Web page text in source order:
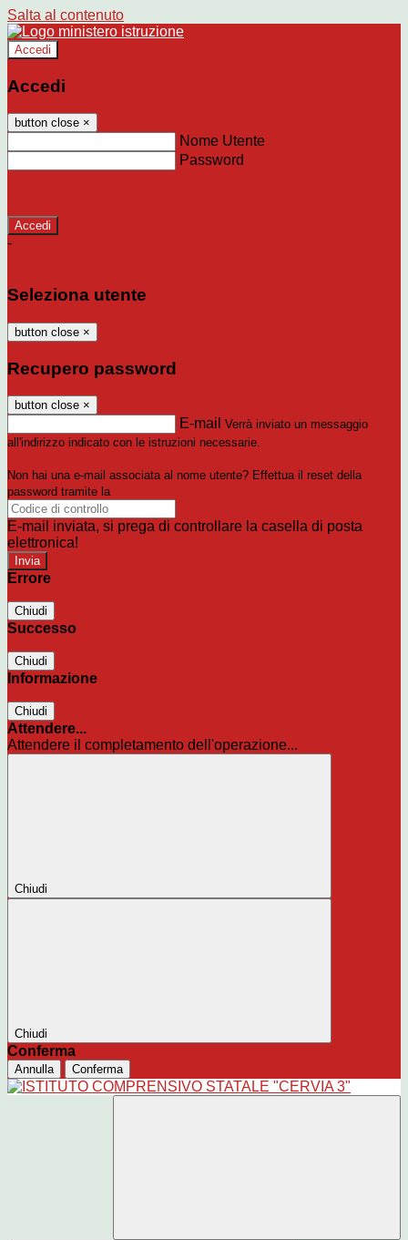
Salta al contenuto
Accedi
Accedi
button close ×
Nome Utente
Password
-
Seleziona utente
button close ×
Recupero password
button close ×
E-mail Verrà inviato un messaggio
all'indirizzo indicato con le istruzioni necessarie.
Non hai una e-mail associata al nome utente? Effettua il reset della
password tramite la
E-mail inviata, si prega di controllare la casella di posta
elettronica!
Errore
Chiudi
Successo
Chiudi
Informazione
Chiudi
Attendere...
Attendere il completamento dell'operazione...
Chiudi
Chiudi
Conferma
Annulla Conferma